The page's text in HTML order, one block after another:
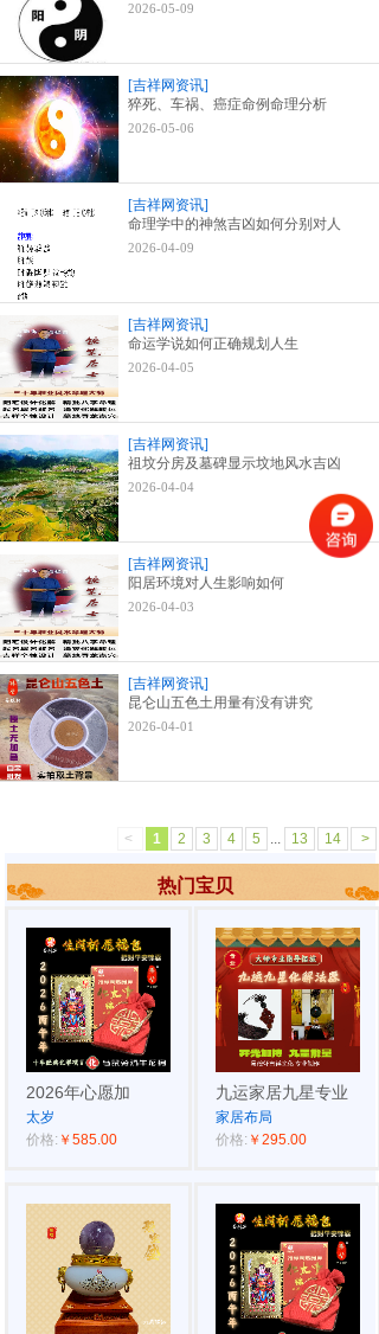
2026-05-09
[吉祥网资讯]
猝死、车祸、癌症命例命理分析
2026-05-06
[吉祥网资讯]
命理学中的神煞吉凶如何分别对人
2026-04-09
[吉祥网资讯]
命运学说如何正确规划人生
2026-04-05
[吉祥网资讯]
祖坟分房及墓碑显示坟地风水吉凶
2026-04-04
[吉祥网资讯]
阳居环境对人生影响如何
2026-04-03
[吉祥网资讯]
昆仑山五色土用量有没有讲究
2026-04-01
< 1 2 3 4 5 ... 13 14 >
热门宝贝
2026年心愿加
太岁
价格: ￥585.00
九运家居九星专业
家居布局
价格: ￥295.00